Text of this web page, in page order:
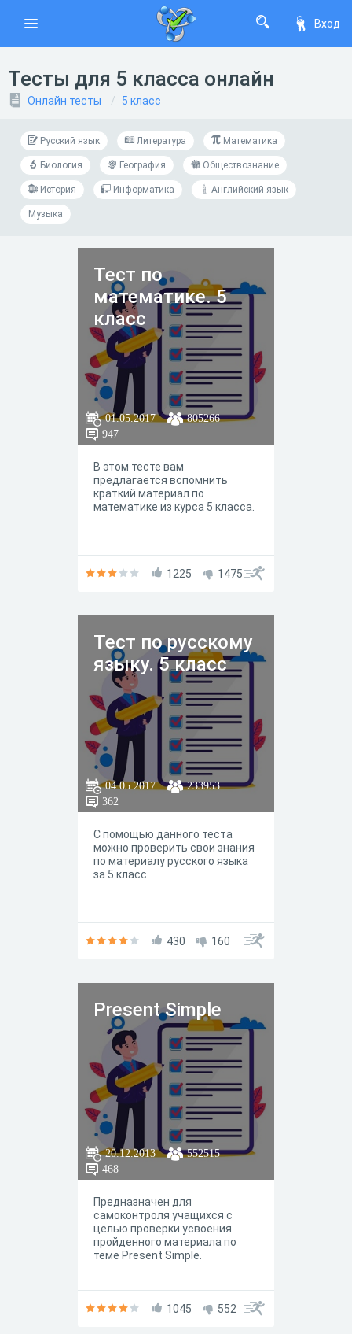
Вход
Тесты для 5 класса онлайн
Онлайн тесты 5 класс
Русский язык Литература Математика
Биология География Обществознание
История Информатика Английский язык
Музыка
Тест по
математике. 5
класс
01.05.2017
805266
947
В этом тесте вам
предлагается вспомнить
краткий материал по
математике из курса 5 класса.
1225 1475
Тест по русскому
языку. 5 класс
04.05.2017
233953
362
С помощью данного теста
можно проверить свои знания
по материалу русского языка
за 5 класс.
430 160
Present Simple
20.12.2013
552515
468
Предназначен для
самоконтроля учащихся с
целью проверки усвоения
пройденного материала по
теме Present Simple.
1045 552